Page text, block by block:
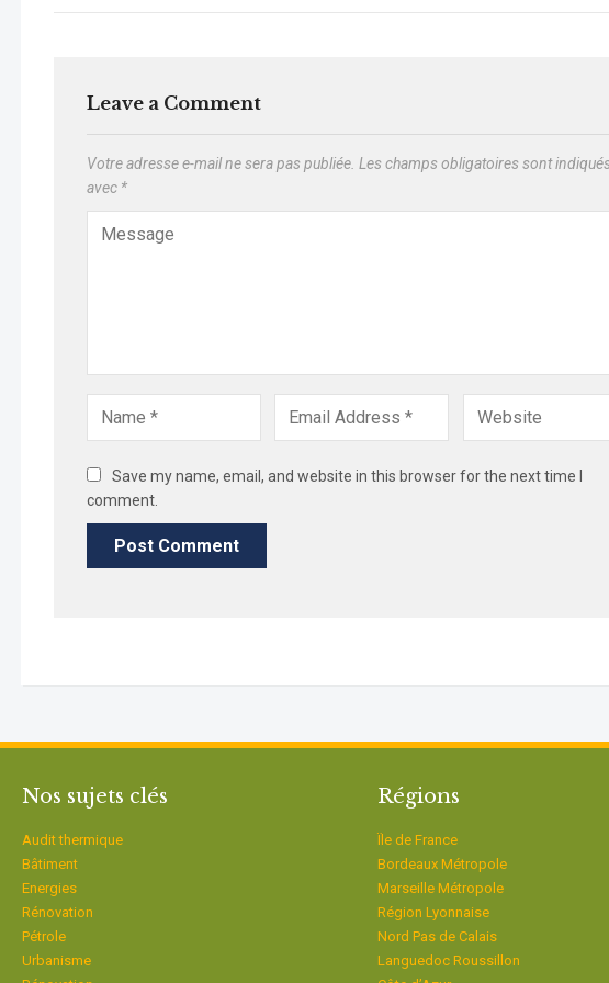
Leave a Comment
Votre adresse e-mail ne sera pas publiée. Les champs obligatoires sont
avec *
Save my name, email, and website in this browser for the next time I
comment.
Nos sujets clés
Audit thermique
Bâtiment
Energies
Rénovation
Pétrole
Urbanisme
Régions
Ïle de France
Bordeaux Métropole
Marseille Métropole
Région Lyonnaise
Nord Pas de Calais
Languedoc Roussillon